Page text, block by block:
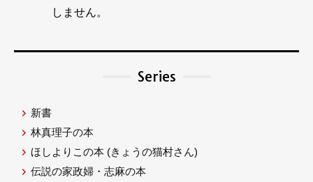
しません。
Series
新書
林真理子の本
ほしよりこの本 (きょうの猫村さん)
伝説の家政婦・志麻の本